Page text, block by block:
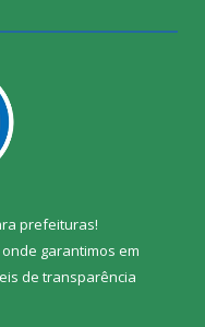
prefeituras!
garantimos em
de transparência